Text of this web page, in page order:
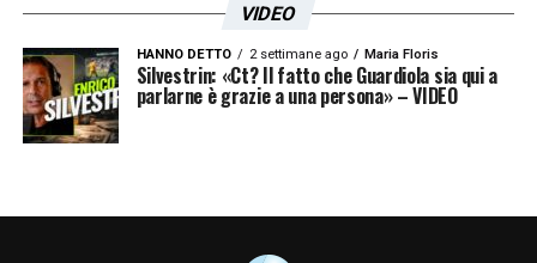
VIDEO
HANNO DETTO 2 settimane ago Maria Floris
Silvestrin: «Ct? Il fatto che Guardiola sia qui a
parlarne è grazie a una persona» – VIDEO